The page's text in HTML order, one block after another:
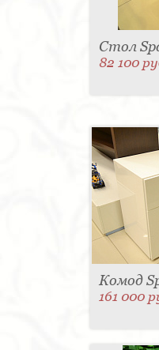
Стол
82 100
Комод
161 000